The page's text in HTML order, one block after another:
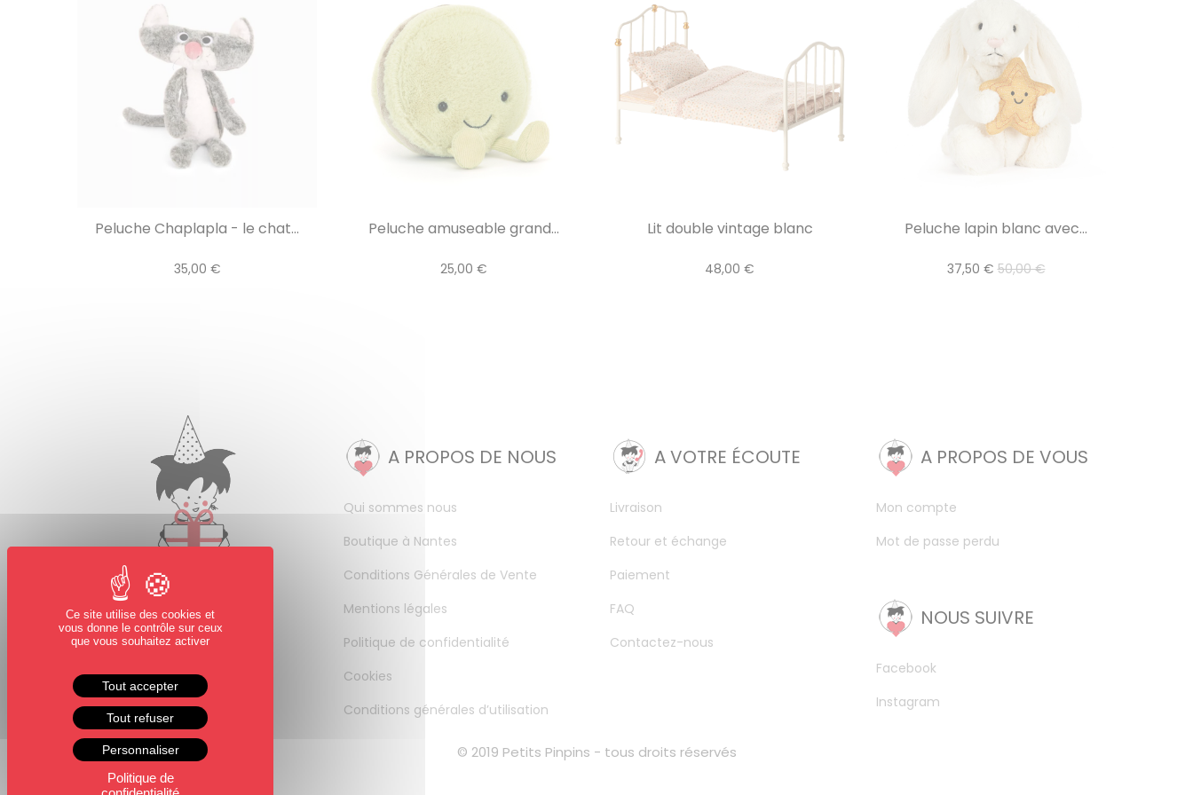
Peluche Chaplapla - le chat...
35,00 €
Peluche amuseable grand...
25,00 €
Lit double vintage blanc
48,00 €
Peluche lapin blanc avec...
37,50 € 50,00 €
A PROPOS DE NOUS
Qui sommes nous
Boutique à Nantes
Conditions Générales de Vente
Mentions légales
Politique de confidentialité
Cookies
Conditions générales d’utilisation
A VOTRE ÉCOUTE
Livraison
Retour et échange
Paiement
FAQ
Contactez-nous
A PROPOS DE VOUS
Mon compte
Mot de passe perdu
NOUS SUIVRE
Facebook
Instagram
© 2019 Petits Pinpins - tous droits réservés
Ce site utilise des cookies et
vous donne le contrôle sur ceux
que vous souhaitez activer
Tout accepter
Tout refuser
Personnaliser
Politique de